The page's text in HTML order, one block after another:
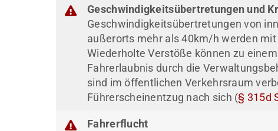
Geschwindigkeitsübertretungen und
Geschwindigkeitsübertretungen von
außerorts mehr als 40km/h werden
Wiederholte Verstöße können zu
Fahrerlaubnis durch die
sind im öffentlichen Verkehrsraum
Führerscheinentzug nach sich (§ 315d
Fahrerflucht